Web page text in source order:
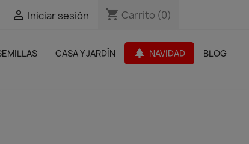
 Iniciar sesión shopping_cart Carrito (0)
 Iniciar sesión shopping_cart Carrito (0)
CASA Y JARDÍN park NAVIDAD BLOG